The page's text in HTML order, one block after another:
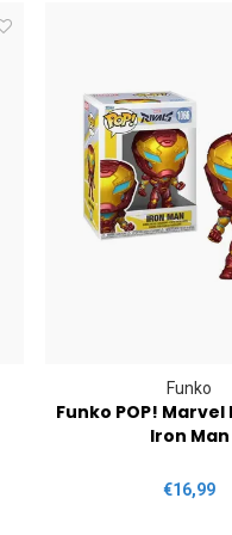
Funko
Funko POP! Marvel
Iron Man
€16,99